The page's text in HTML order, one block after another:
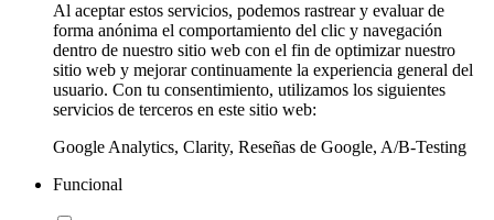
Al aceptar estos servicios, podemos rastrear y evaluar de
forma anónima el comportamiento del clic y navegación
dentro de nuestro sitio web con el fin de optimizar nuestro
sitio web y mejorar continuamente la experiencia general del
usuario. Con tu consentimiento, utilizamos los siguientes
servicios de terceros en este sitio web:
Google Analytics, Clarity, Reseñas de Google, A/B-Testing
Funcional